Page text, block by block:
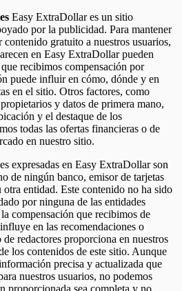
Easy ExtraDollar es un sitio
por la publicidad. Para mantener
contenido gratuito a nuestros usuarios,
en Easy ExtraDollar pueden
recibimos compensación por
puede influir en cómo, dónde y en
en el sitio. Otros factores, como
y datos de primera mano,
y el destaque de los
todas las ofertas financieras o de
en nuestro sitio.
expresadas en Easy ExtraDollar son
de ningún banco, emisor de tarjetas
entidad. Este contenido no ha sido
por ninguna de las entidades
compensación que recibimos de
en las recomendaciones o
redactores proporciona en nuestros
los contenidos de este sitio. Aunque
precisa y actualizada que
nuestros usuarios, no podemos
proporcionada sea completa y no